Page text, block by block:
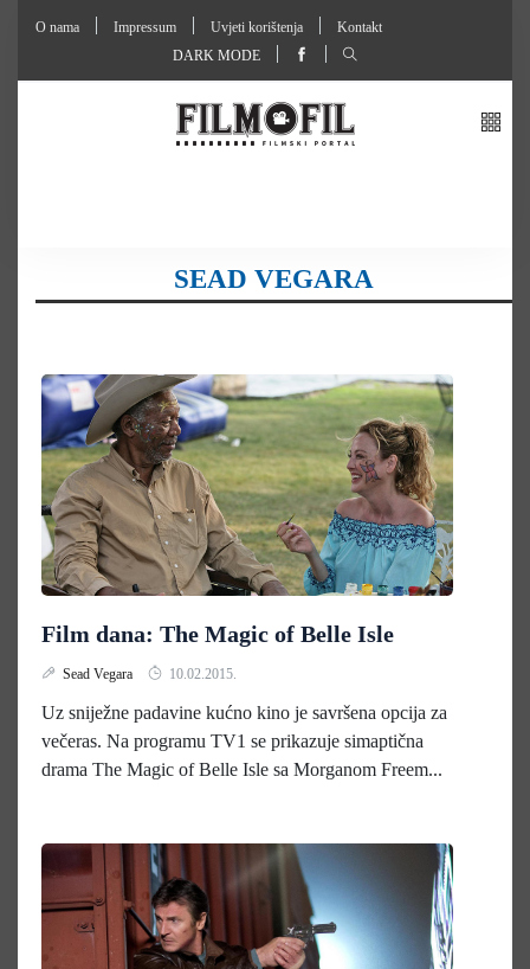
O nama Impressum Uvjeti korištenja
Kontakt
DARK MODE
SEAD VEGARA
Film dana: The Magic of Belle Isle
Sead Vegara 10.02.2015.
Uz sniježne padavine kućno kino je savršena opcija za
večeras. Na programu TV1 se prikazuje simaptična
drama The Magic of Belle Isle sa Morganom Freem...